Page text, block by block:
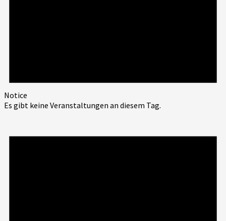
Notice
Es gibt keine Veranstaltungen an diesem Tag.